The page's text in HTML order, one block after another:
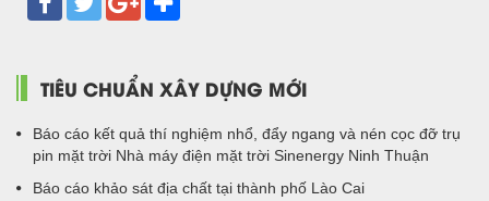
TIÊU CHUẨN XÂY DỰNG MỚI
Báo cáo kết quả thí nghiệm nhổ, đẩy ngang và nén cọc đỡ trụ
pin mặt trời Nhà máy điện mặt trời Sinenergy Ninh Thuận
Báo cáo khảo sát địa chất tại thành phố Lào Cai